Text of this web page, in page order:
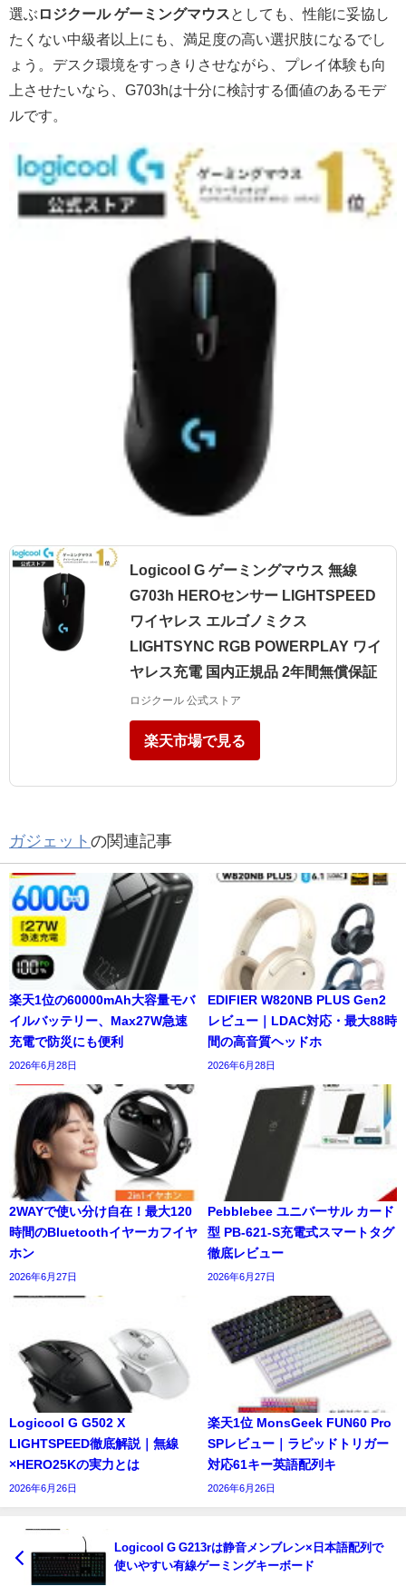
選ぶ ロジクール ゲーミングマウス としても、性能に妥協し
たくない中級者以上にも、満足度の高い選択肢になるでし
ょう。デスク環境をすっきりさせながら、プレイ体験も向
上させたいなら、G703hは十分に検討する価値のあるモデ
ルです。
Logicool G ゲーミングマウス 無線
G703h HEROセンサー LIGHTSPEED
ワイヤレス エルゴノミクス
LIGHTSYNC RGB POWERPLAY ワイ
ヤレス充電 国内正規品 2年間無償保証
ロジクール 公式ストア
楽天市場で見る
ガジェット の関連記事
楽天1位の60000mAh大容量モバ
イルバッテリー、Max27W急速
充電で防災にも便利
2026年6月28日
EDIFIER W820NB PLUS Gen2
レビュー｜LDAC対応・最大88時
間の高音質ヘッドホ
2026年6月28日
2WAYで使い分け自在！最大120
時間のBluetoothイヤーカフイヤ
ホン
2026年6月27日
Pebblebee ユニバーサル カード
型 PB-621-S充電式スマートタグ
徹底レビュー
2026年6月27日
Logicool G G502 X
LIGHTSPEED徹底解説｜無線
×HERO25Kの実力とは
2026年6月26日
楽天1位 MonsGeek FUN60 Pro
SPレビュー｜ラピッドトリガー
対応61キー英語配列キ
2026年6月26日
Logicool G G213rは静音メンブレン×日本語配列で
使いやすい有線ゲーミングキーボード